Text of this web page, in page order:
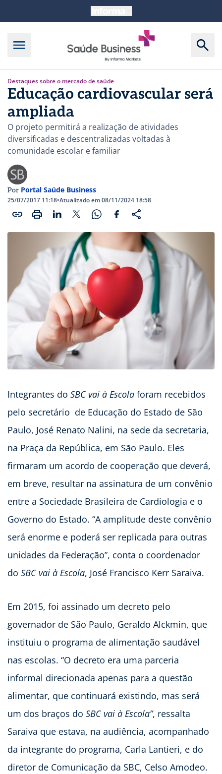
Destaques sobre o mercado de saúde
Educação cardiovascular será
ampliada
O projeto permitirá a realização de atividades
diversificadas e descentralizadas voltadas à
comunidade escolar e familiar
Por Portal Saúde Business
25/07/2017 11:18•Atualizado em 08/11/2024 18:58
Integrantes do SBC vai à Escola foram recebidos
pelo secretário de Educação do Estado de São
Paulo, José Renato Nalini, na sede da secretaria,
na Praça da República, em São Paulo. Eles
firmaram um acordo de cooperação que deverá,
em breve, resultar na assinatura de um convênio
entre a Sociedade Brasileira de Cardiologia e o
Governo do Estado. “A amplitude deste convênio
será enorme e poderá ser replicada para outras
unidades da Federação”, conta o coordenador
do SBC vai à Escola, José Francisco Kerr Saraiva.
Em 2015, foi assinado um decreto pelo
governador de São Paulo, Geraldo Alckmin, que
instituiu o programa de alimentação saudável
nas escolas. “O decreto era uma parceria
informal direcionada apenas para a questão
alimentar, que continuará existindo, mas será
um dos braços do SBC vai à Escola”, ressalta
Saraiva que estava, na audiência, acompanhado
da integrante do programa, Carla Lantieri, e do
diretor de Comunicação da SBC, Celso Amodeo.